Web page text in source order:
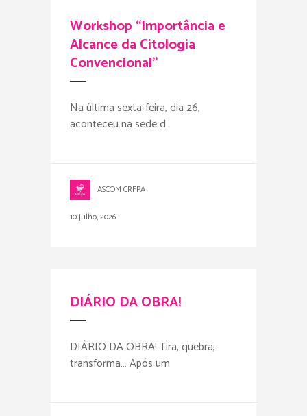
Workshop “Importância e
Alcance da Citologia
Convencional”
Na última sexta-feira, dia 26,
aconteceu na sede d
ASCOM CRFPA
10 julho, 2026
DIÁRIO DA OBRA!
DIÁRIO DA OBRA! Tira, quebra,
transforma… Após um